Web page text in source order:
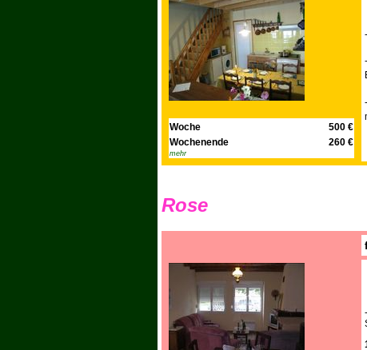
Woche
500 €
Wochenende
260 €
mehr
-
-
-
Rose
-